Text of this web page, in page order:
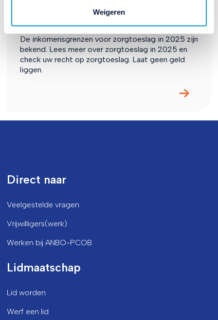
Weigeren
De inkomensgrenzen voor zorgtoeslag in 2025 zijn
bekend. Lees meer over zorgtoeslag in 2025 en
check uw recht op zorgtoeslag. Laat geen geld
liggen.
Direct naar
Veelgestelde vragen
Vrijwilligers(werk)
Werken bij ANBO-PCOB
Lidmaatschap
Lid worden
Werf een lid